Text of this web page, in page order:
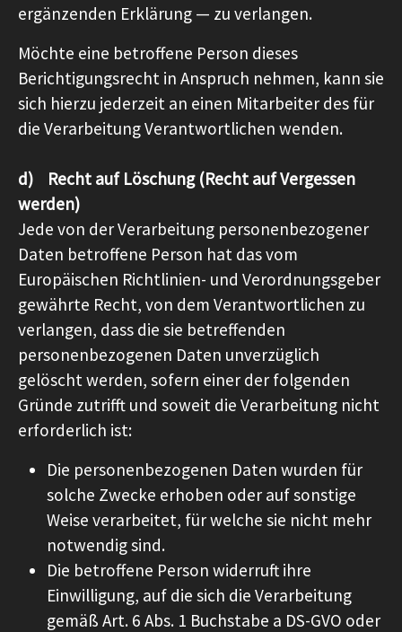
ergänzenden Erklärung — zu verlangen.
Möchte eine betroffene Person dieses
Berichtigungsrecht in Anspruch nehmen, kann sie
sich hierzu jederzeit an einen Mitarbeiter des für
die Verarbeitung Verantwortlichen wenden.
d) Recht auf Löschung (Recht auf Vergessen
werden)
Jede von der Verarbeitung personenbezogener
Daten betroffene Person hat das vom
Europäischen Richtlinien- und Verordnungsgeber
gewährte Recht, von dem Verantwortlichen zu
verlangen, dass die sie betreffenden
personenbezogenen Daten unverzüglich
gelöscht werden, sofern einer der folgenden
Gründe zutrifft und soweit die Verarbeitung nicht
erforderlich ist:
Die personenbezogenen Daten wurden für
solche Zwecke erhoben oder auf sonstige
Weise verarbeitet, für welche sie nicht mehr
notwendig sind.
Die betroffene Person widerruft ihre
Einwilligung, auf die sich die Verarbeitung
gemäß Art. 6 Abs. 1 Buchstabe a DS-GVO oder